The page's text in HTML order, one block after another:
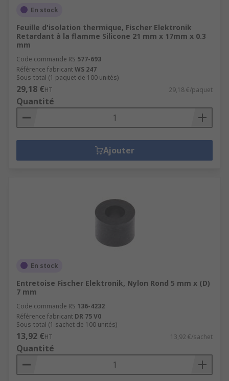
En stock
Feuille d'isolation thermique, Fischer Elektronik
Retardant à la flamme Silicone 21 mm x 17mm x 0.3
mm
Code commande RS 577-693
Référence fabricantWS 247
Sous-total (1 paquet de 100 unités)
29,18 €HT 29,18 €/paquet
Quantité
Ajouter
En stock
Entretoise Fischer Elektronik, Nylon Rond 5 mm x (D)
7 mm
Code commande RS 136-4232
Référence fabricant DR 75 V0
Sous-total (1 sachet de 100 unités)
13,92 €HT 13,92 €/sachet
Quantité